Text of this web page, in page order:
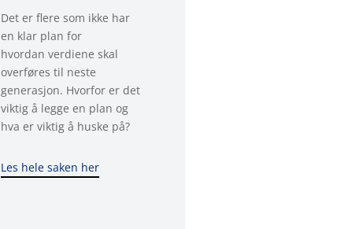
Det er flere som ikke har
en klar plan for
hvordan verdiene skal
overføres til neste
generasjon. Hvorfor er det
viktig å legge en plan og
hva er viktig å huske på?
Les hele saken her